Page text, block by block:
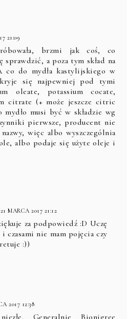
21:09
brzmi jak coś, co
sprawdzić, a poza tym skład na
co do mydła kastylijskiego w
się najpewniej pod tymi
oleate, potassium cocate,
citrate (+ może jeszcze citric
musi być w składzie wg
pierwsze, producent nie
więc albo wyszczególnia
albo podaje się użyte oleje i
21 MARCA 2017 21:12
za podpowiedź :D Uczę
i czasami nie mam pojęcia czy
:))
2017 12:38
Generalnie Bionigree